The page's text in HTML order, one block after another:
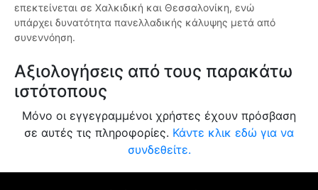
επεκτείνεται σε Χαλκιδική και Θεσσαλονίκη, ενώ
υπάρχει δυνατότητα πανελλαδικής κάλυψης μετά από
συνεννόηση.
Αξιολογήσεις από τους παρακάτω
ιστότοπους
Μόνο οι εγγεγραμμένοι χρήστες έχουν πρόσβαση
σε αυτές τις πληροφορίες. Κάντε κλικ εδώ για να
συνδεθείτε.